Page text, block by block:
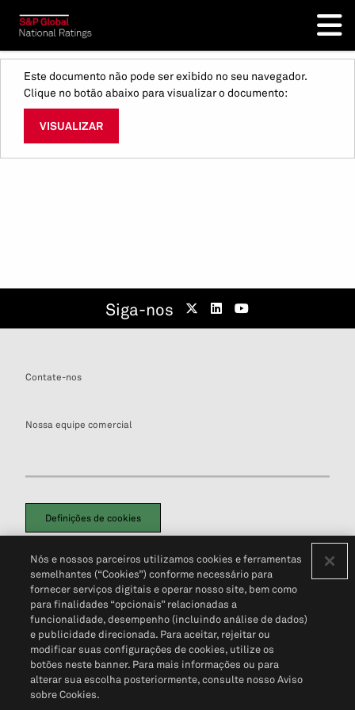
Este documento não pode ser exibido no seu navegador.
Clique no botão abaixo para visualizar o documento:
VISUALIZAR
Siga-nos
Contate-nos
Nossa equipe comercial
Definições de cookies
Política de PrivacidadePortal de privacidade do cliente (em inglês)
Não Venda Minhas Informações Pessoais© 2026 S&P Global
Nós e nossos parceiros utilizamos cookies e ferramentas
semelhantes (“Cookies”) conforme necessário para
fornecer serviços digitais e operar nosso site, bem como
para finalidades “opcionais” relacionadas a
funcionalidade, desempenho (incluindo análise de dados)
e publicidade direcionada. Para aceitar, rejeitar ou
modificar suas configurações de cookies, utilize os
botões neste banner. Para mais informações ou para
alterar sua escolha posteriormente, consulte nosso Aviso
sobre Cookies.